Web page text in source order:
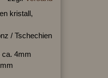
kristall,
/ Tschechien
ca. 4mm